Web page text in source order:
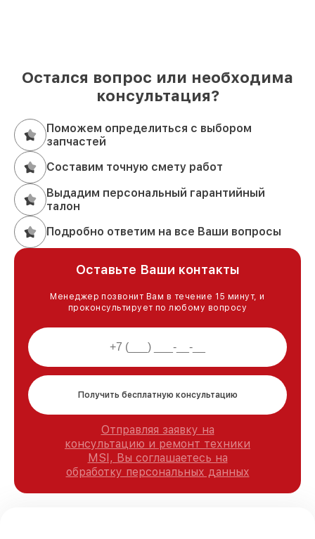
Остался вопрос или необходима
консультация?
Поможем определиться с выбором
запчастей
Составим точную смету работ
Выдадим персональный гарантийный
талон
Подробно ответим на все Ваши вопросы
Оставьте Ваши контакты
Менеджер позвонит Вам в течение 15 минут, и
проконсультирует по любому вопросу
Получить бесплатную консультацию
Отправляя заявку на
консультацию и ремонт техники
MSI, Вы соглашаетесь на
обработку персональных данных